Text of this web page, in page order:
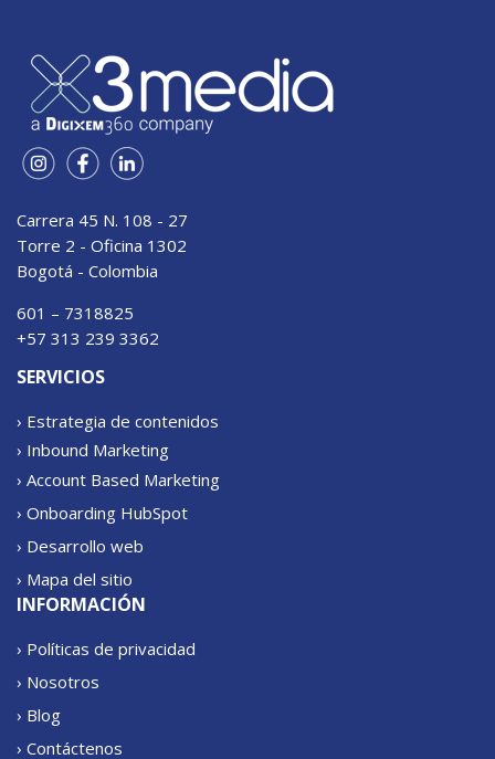
Carrera 45 N. 108 - 27
Torre 2 - Oficina 1302
Bogotá - Colombia
601 – 7318825
+57 313 239 3362
SERVICIOS
› Estrategia de contenidos
› Inbound Marketing
› Account Based Marketing
› Onboarding HubSpot
› Desarrollo web
› Mapa del sitio
INFORMACIÓN
› Políticas de privacidad
› Nosotros
› Blog
› Contáctenos